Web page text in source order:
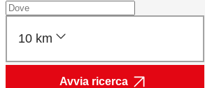
10 km
Avvia ricerca